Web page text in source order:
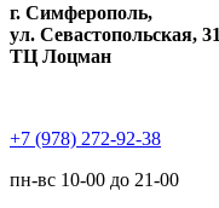
г. Симферополь,
ул. Севастопольская,
ТЦ Лоцман
+7 (978) 272-92-38
пн-вс 10-00 до 21-00